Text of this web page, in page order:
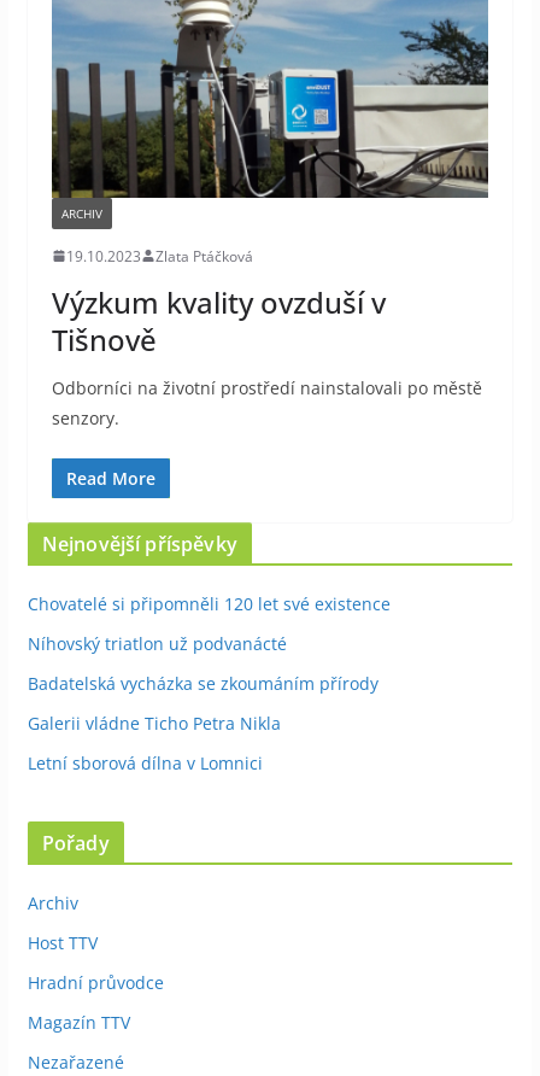
ARCHIV
19.10.2023 Zlata Ptáčková
Výzkum kvality ovzduší v
Tišnově
Odborníci na životní prostředí nainstalovali po městě
senzory.
Read More
Nejnovější příspěvky
Chovatelé si připomněli 120 let své existence
Níhovský triatlon už podvanácté
Badatelská vycházka se zkoumáním přírody
Galerii vládne Ticho Petra Nikla
Letní sborová dílna v Lomnici
Pořady
Archiv
Host TTV
Hradní průvodce
Magazín TTV
Nezařazené